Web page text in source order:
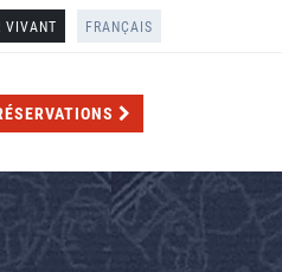
VIVANT FRANÇAIS